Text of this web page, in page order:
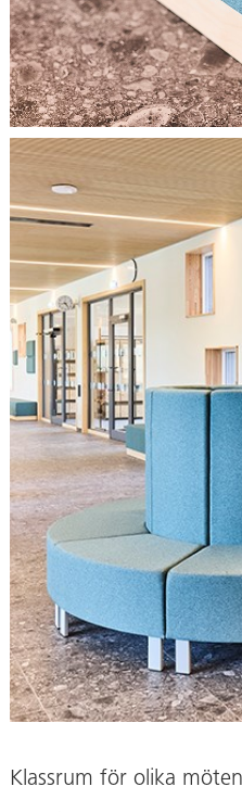
Klassrum för olika